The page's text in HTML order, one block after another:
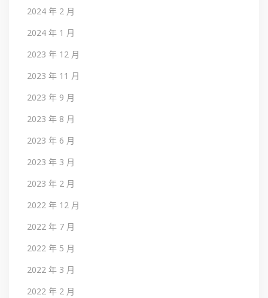
2024 年 2 月
2024 年 1 月
2023 年 12 月
2023 年 11 月
2023 年 9 月
2023 年 8 月
2023 年 6 月
2023 年 3 月
2023 年 2 月
2022 年 12 月
2022 年 7 月
2022 年 5 月
2022 年 3 月
2022 年 2 月